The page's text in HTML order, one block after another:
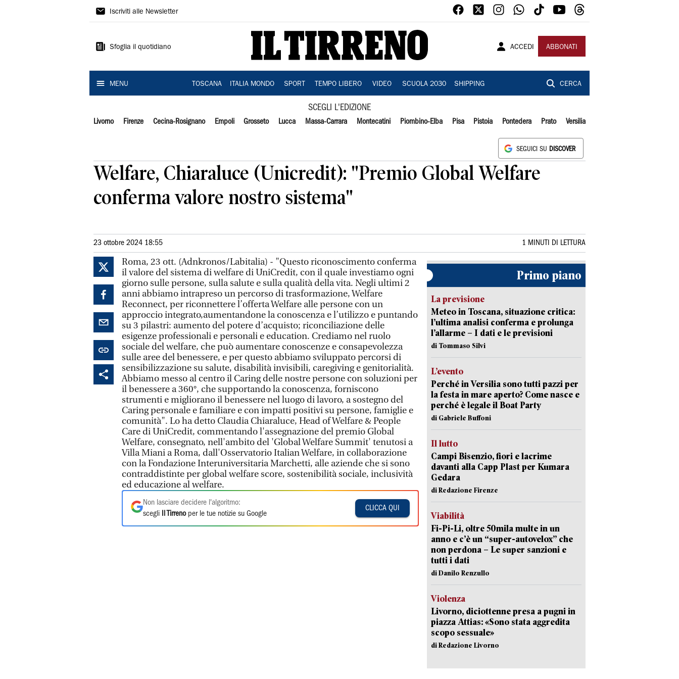
Il
Iscriviti alle Newsletter
Sfoglia il quotidiano ACCEDI ABBONATI
MENU TOSCANA ITALIA MONDO SPORT TEMPO LIBERO VIDEO SCUOLA 2030 SHIPPING CERCA
SCEGLI L'EDIZIONE
Livorno Firenze Cecina-Rosignano Empoli Grosseto Lucca Massa-Carrara Montecatini Piombino-Elba Pisa Pistoia Pontedera Prato Versilia
SEGUICI SU DISCOVER
Welfare, Chiaraluce (Unicredit): "Premio Global Welfare
conferma valore nostro sistema"
23 ottobre 2024 18:55 1 MINUTI DI LETTURA
Roma, 23 ott. (Adnkronos/Labitalia) - "Questo riconoscimento conferma
il valore del sistema di welfare di UniCredit, con il quale investiamo ogni
giorno sulle persone, sulla salute e sulla qualità della vita. Negli ultimi 2
anni abbiamo intrapreso un percorso di trasformazione, Welfare
Reconnect, per riconnettere l’offerta Welfare alle persone con un
approccio integrato,aumentandone la conoscenza e l’utilizzo e puntando
su 3 pilastri: aumento del potere d’acquisto; riconciliazione delle
esigenze professionali e personali e education. Crediamo nel ruolo
sociale del welfare, che può aumentare conoscenze e consapevolezza
sulle aree del benessere, e per questo abbiamo sviluppato percorsi di
sensibilizzazione su salute, disabilità invisibili, caregiving e genitorialità.
Abbiamo messo al centro il Caring delle nostre persone con soluzioni per
il benessere a 360°, che supportando la conoscenza, forniscono
strumenti e migliorano il benessere nel luogo di lavoro, a sostegno del
Caring personale e familiare e con impatti positivi su persone, famiglie e
comunità". Lo ha detto Claudia Chiaraluce, Head of Welfare & People
Care di UniCredit, commentando l'assegnazione del premio Global
Welfare, consegnato, nell'ambito del 'Global Welfare Summit' tenutosi a
Villa Miani a Roma, dall'Osservatorio Italian Welfare, in collaborazione
con la Fondazione Interuniversitaria Marchetti, alle aziende che si sono
contraddistinte per global welfare score, sostenibilità sociale, inclusività
ed educazione al welfare.
Non lasciare decidere l'algoritmo:
scegli
Il Tirrenoper le tue notizie su Google
CLICCA QUI
Primo piano
La previsione
Meteo in Toscana, situazione critica:
l’ultima analisi conferma e prolunga
l’allarme – I dati e le previsioni
di Tommaso Silvi
L’evento
Perché in Versilia sono tutti pazzi per
la festa in mare aperto? Come nasce e
perché è legale il Boat Party
di Gabriele Buffoni
Il lutto
Campi Bisenzio, fiori e lacrime
davanti alla Capp Plast per Kumara
Gedara
di Redazione Firenze
Viabilità
Fi-Pi-Li, oltre 50mila multe in un
anno e c’è un “super-autovelox” che
non perdona – Le super sanzioni e
tutti i dati
di Danilo Renzullo
Violenza
Livorno, diciottenne presa a pugni in
piazza Attias: «Sono stata aggredita
scopo sessuale»
di Redazione Livorno